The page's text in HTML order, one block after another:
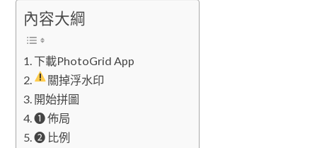
內容大綱
下載PhotoGrid App
關掉浮水印
開始拼圖
❶ 佈局
❷ 比例